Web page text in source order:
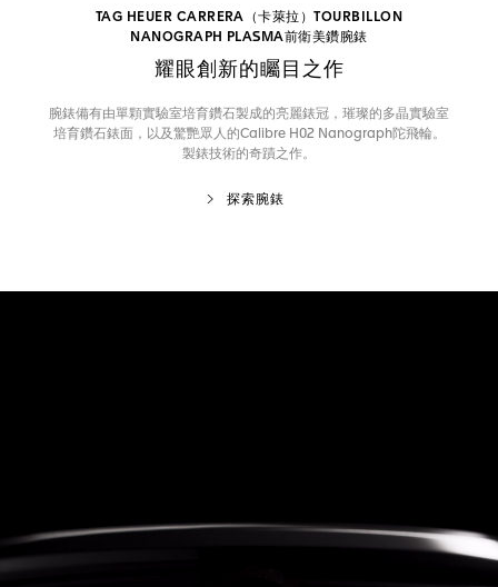
TAG HEUER CARRERA（卡萊拉）TOURBILLON
NANOGRAPH PLASMA前衛美鑽腕錶
耀眼創新的矚目之作
腕錶備有由單顆實驗室培育鑽石製成的亮麗錶冠，璀璨的多晶實驗室
培育鑽石錶面，以及驚艷眾人的Calibre H02 Nanograph陀飛輪。
製錶技術的奇蹟之作。
探索腕錶